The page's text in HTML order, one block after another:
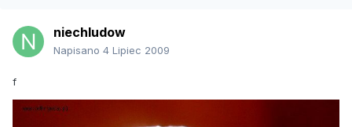
niechludow
Napisano 4 Lipiec 2009
f